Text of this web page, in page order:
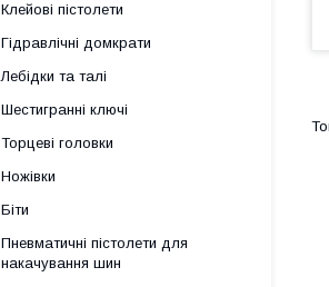
Клейові пістолети
Гідравлічні домкрати
Лебідки та талі
Шестигранні ключі
Торцеві головки
Ножівки
Біти
Пневматичні пістолети для
накачування шин